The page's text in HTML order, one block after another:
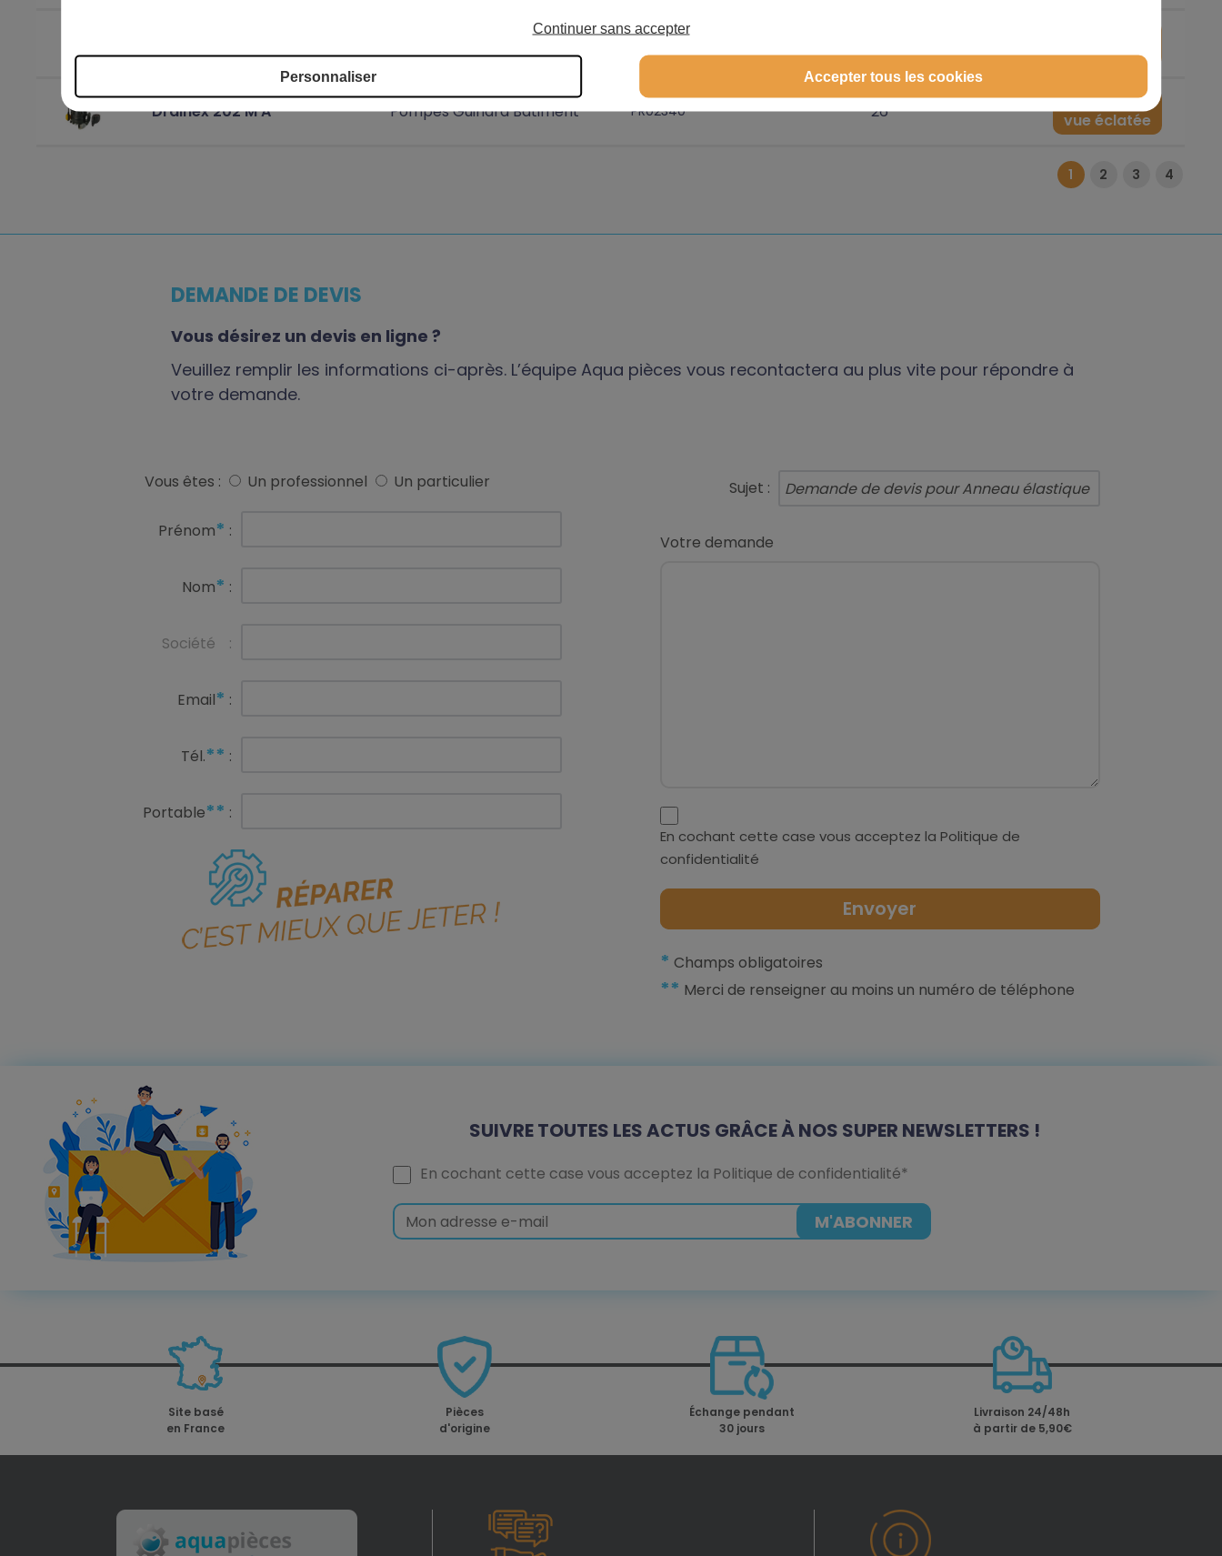
vue éclatée
Drainex 202 M A Pompes Guinard Bâtiment PR02340 26
Voir la
vue éclatée
1 2 3 4
DEMANDE DE DEVIS
Vous désirez un devis en ligne ?
Veuillez remplir les informations ci-après. L’équipe Aqua pièces vous recontactera au plus vite pour répondre à
votre demande.
Vous êtes : Un professionnel Un particulier
Prénom* :
Nom* :
Société :
Email* :
Tél.** :
Portable** :
Sujet :
Votre demande
En cochant cette case vous acceptez la Politique de
confidentialité
* Champs obligatoires
** Merci de renseigner au moins un numéro de téléphone
SUIVRE TOUTES LES ACTUS GRÂCE À NOS SUPER NEWSLETTERS !
En cochant cette case vous acceptez la Politique de confidentialité*
Site basé
en France
Pièces
d'origine
Échange pendant
30 jours
Livraison 24/48h
à partir de 5,90€
Continuer sans accepter
Personnaliser Accepter tous les cookies